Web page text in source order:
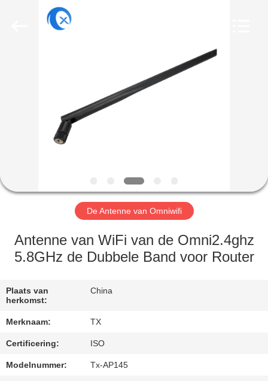
PRODUCTEN
ONGEVEER
FABRIEKSREIS
KWALITEITSCONTROLE
ONS
NIEUWS
GEVALLEN
De Antenne van Omniwifi
Antenne van WiFi van de Omni2.4ghz
5.8GHz de Dubbele Band voor Router
Plaats van
herkomst:
China
Merknaam: TX
Certificering: ISO
Modelnummer: Tx-AP145